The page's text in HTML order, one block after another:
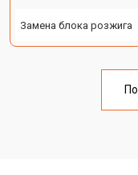
Замена блока розжига